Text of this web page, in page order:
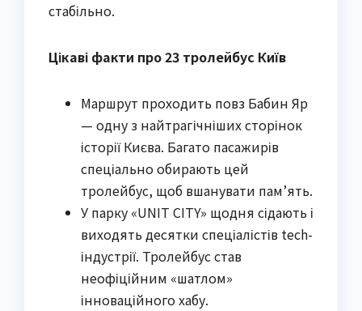
стабільно.
Цікаві факти про 23 тролейбус Київ
Маршрут проходить повз Бабин Яр
— одну з найтрагічніших сторінок
історії Києва. Багато пасажирів
спеціально обирають цей
тролейбус, щоб вшанувати пам’ять.
У парку «UNIT CITY» щодня сідають і
виходять десятки спеціалістів tech-
індустрії. Тролейбус став
неофіційним «шатлом»
інноваційного хабу.